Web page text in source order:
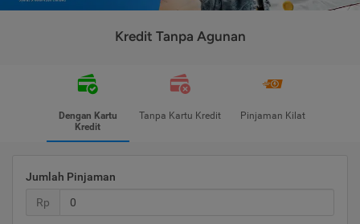
Kredit Tanpa Agunan
Dengan Kartu
Kredit
Tanpa Kartu Kredit Pinjaman Kilat
Jumlah Pinjaman
Rp